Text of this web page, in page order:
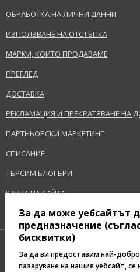
ОБРАБОТКА НА ЛИЧНИ ДАННИ
ИЗПОЛЗВАНЕ НА ОТСТЪПКА
МАРКИ, КОИТО ПРОДАВАМЕ
ПРЕГЛЕД
ДОСТАВКА
РЕКЛАМАЦИЯ И ПРЕКРАТЯВАНЕ НА
ПАРТНЬОРСКИ МАРКЕТИНГ
СПИСАНИЕ
ТЪРСИМ БЛОГЪРИ
КАРТА НА САЙТА
За да може уебсайтът
предназначение
бисквитки)
За да ви предоставим най-
пазаруване на нашия уебсайт,